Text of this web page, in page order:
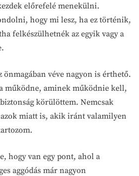
előrefelé menekülni.
hogy mi lesz, ha ez történik,
felkészülhetnék az egyik vagy a
önmagában véve nagyon is érthető.
működne, aminek működnie kell,
körülöttem. Nemcsak
miatt is, akik iránt valamilyen
hogy van egy pont, ahol a
aggódás már nagyon